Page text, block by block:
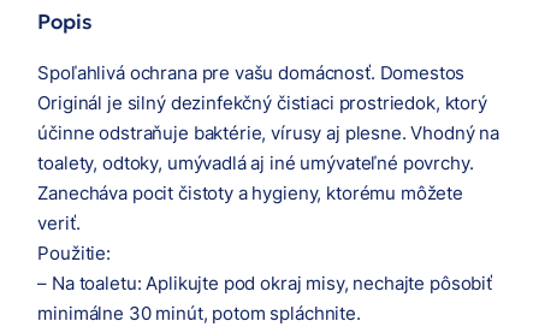
Popis
Spoľahlivá ochrana pre vašu domácnosť. Domestos
Originál je silný dezinfekčný čistiaci prostriedok, ktorý
účinne odstraňuje baktérie, vírusy aj plesne. Vhodný na
toalety, odtoky, umývadlá aj iné umývateľné povrchy.
Zanecháva pocit čistoty a hygieny, ktorému môžete
veriť.
Použitie:
– Na toaletu: Aplikujte pod okraj misy, nechajte pôsobiť
minimálne 30 minút, potom spláchnite.